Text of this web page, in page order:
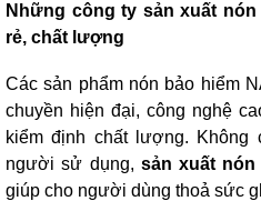
Những công ty sản xuất
rẻ, chất lượng
Các sản phẩm nón bảo hiểm
chuyền hiện đại, công nghệ
kiểm định chất lượng.
người sử dụng, sản xuất nón
giúp cho người dùng thoả sức